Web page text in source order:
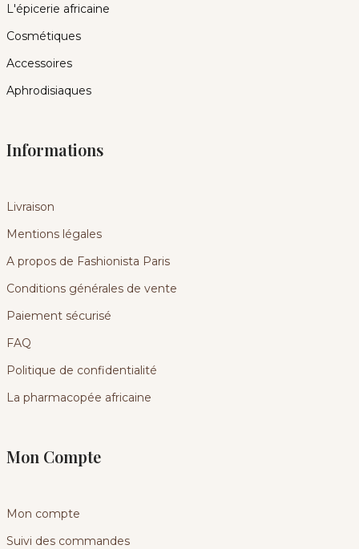
L'épicerie africaine
Cosmétiques
Accessoires
Aphrodisiaques
Informations
Livraison
Mentions légales
A propos de Fashionista Paris
Conditions générales de vente
Paiement sécurisé
FAQ
Politique de confidentialité
La pharmacopée africaine
Mon Compte
Mon compte
Suivi des commandes